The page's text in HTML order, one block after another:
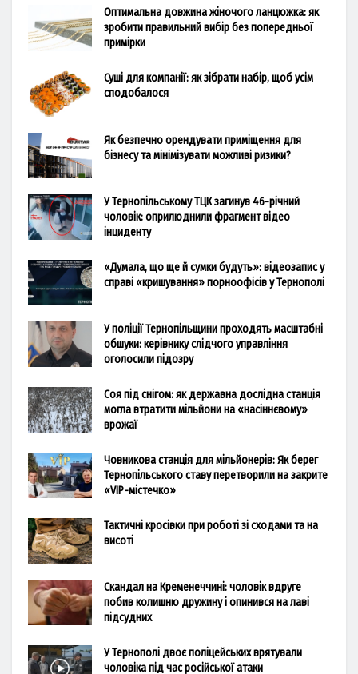
Оптимальна довжина жіночого ланцюжка: як
зробити правильний вибір без попередньої
примірки
Суші для компанії: як зібрати набір, щоб усім
сподобалося
Як безпечно орендувати приміщення для
бізнесу та мінімізувати можливі ризики?
У Тернопільському ТЦК загинув 46-річний
чоловік: оприлюднили фрагмент відео
інциденту
«Думала, що ще й сумки будуть»: відеозапис у
справі «кришування» порноофісів у Тернополі
У поліції Тернопільщини проходять масштабні
обшуки: керівнику слідчого управління
оголосили підозру
Соя під снігом: як державна дослідна станція
могла втратити мільйони на «насіннєвому»
врожаї
Човникова станція для мільйонерів: Як берег
Тернопільського ставу перетворили на закрите
«VIP-містечко»
Тактичні кросівки при роботі зі сходами та на
висоті
Скандал на Кременеччині: чоловік вдруге
побив колишню дружину і опинився на лаві
підсудних
У Тернополі двоє поліцейських врятували
чоловіка під час російської атаки